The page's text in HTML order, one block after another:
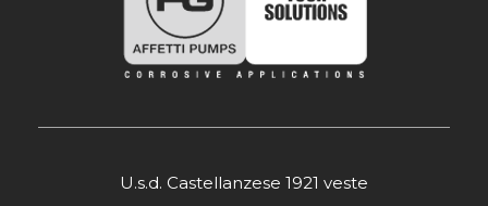
U.s.d. Castellanzese 1921 veste